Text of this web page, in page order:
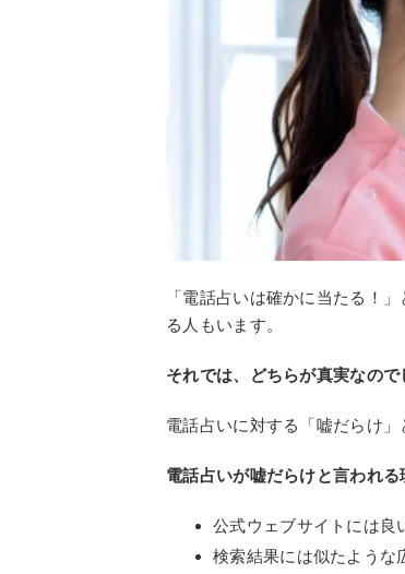
「電話占いは確かに当たる！
る人もいます。
それでは、どちらが真実なの
電話占いに対する「嘘だらけ」
電話占いが嘘だらけと言われる
公式ウェブサイトには良
検索結果には似たような